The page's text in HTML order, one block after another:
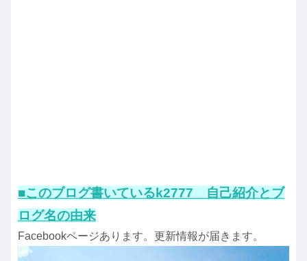
■このブログ書いているk2777 自己紹介とブ
ログ名の由来
Facebookページあります。更新情報が届きます。